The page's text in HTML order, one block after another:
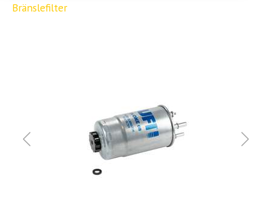
Verkstad
Bränslefilter